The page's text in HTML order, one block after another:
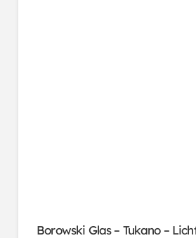
Borowski Glas – Tukano –